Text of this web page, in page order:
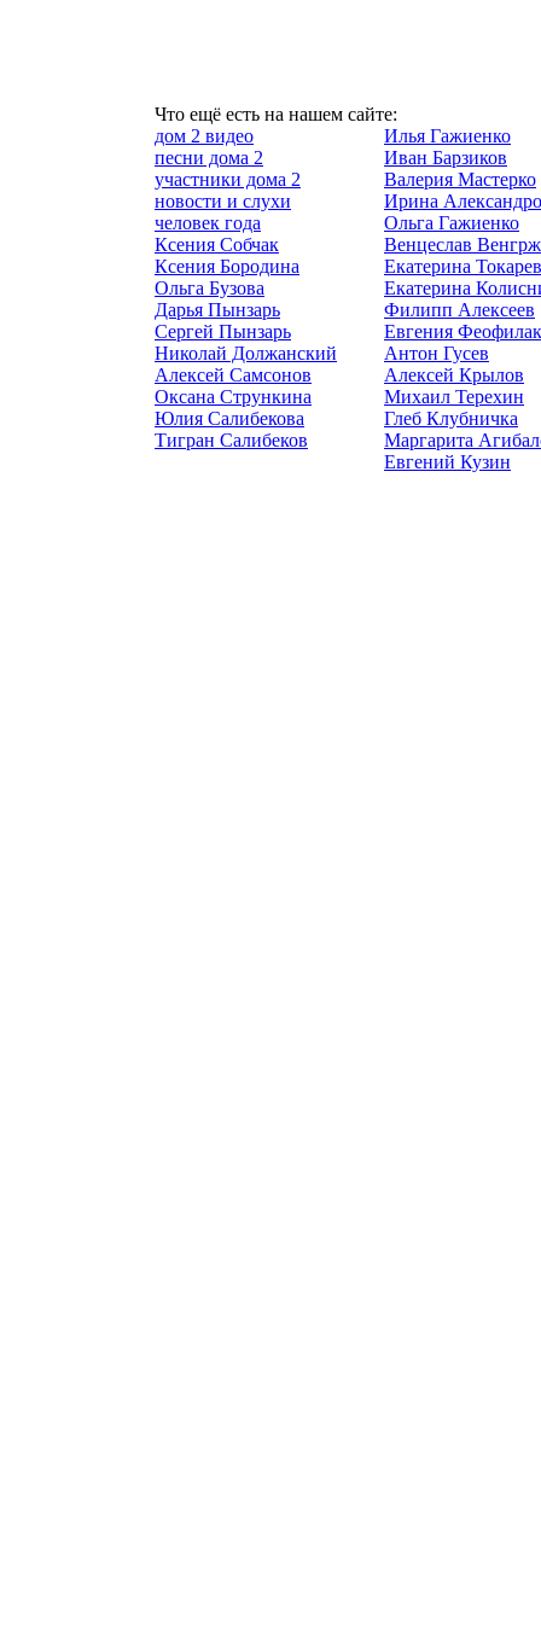
Что ещё есть на нашем сайте:
дом 2 видео
песни дома 2
участники дома 2
новости и слухи
человек года
Ксения Собчак
Ксения Бородина
Ольга Бузова
Дарья Пынзарь
Сергей Пынзарь
Николай Должанский
Алексей Самсонов
Оксана Стрункина
Юлия Салибекова
Тигран Салибеков
Илья Гажиенко
Иван Барзиков
Валерия Мастерко
Ирина
Ольга Гажиенко
Венцеслав
Екатерина
Екатерина
Филипп Алексеев
Евгения
Антон Гусев
Алексей Крылов
Михаил Терехин
Глеб Клубничка
Маргарита
Евгений Кузин